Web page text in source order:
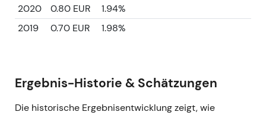
2020
0.80 EUR
1.94%
2019
0.70 EUR 1.98%
Ergebnis-Historie & Schätzungen
Die historische Ergebnisentwicklung zeigt, wie